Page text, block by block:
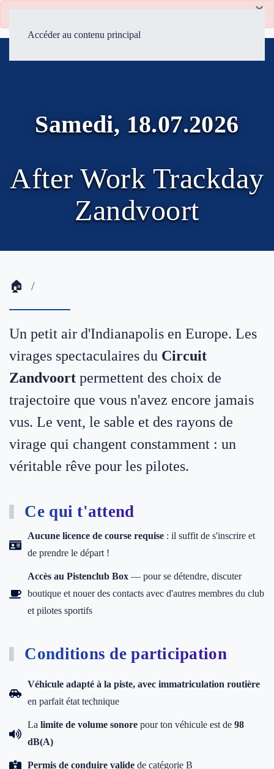
Accéder au contenu principal
×
Samedi, 18.07.2026
After Work Trackday
Zandvoort
🏠
Un petit air d'Indianapolis en Europe. Les
virages spectaculaires du Circuit
Zandvoort permettent des choix de
trajectoire que vous n'avez encore jamais
vus. Le vent, le sable et des rayons de
virage qui changent constamment : un
véritable rêve pour les pilotes.
Ce qui t'attend
Aucune licence de course requise : il suffit de s'inscrire et
de prendre le départ !
Accès au Pistenclub Box — pour se détendre, discuter
boutique et nouer des contacts avec d'autres membres du club
et pilotes sportifs
Conditions de participation
Véhicule adapté à la piste, avec immatriculation routière
en parfait état technique
La limite de volume sonore pour ton véhicule est de 98
dB(A)
Permis de conduire valide de catégorie B